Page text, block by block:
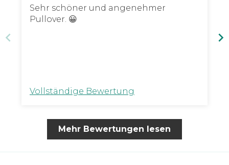
Sehr schöner und angenehmer
Pullover. 😀
Vollständige Bewertung
Mehr Bewertungen lesen